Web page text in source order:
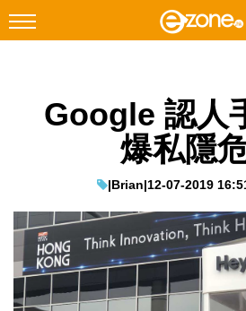
Facebook Instagram
遊戲動漫
教學評測
EduTech
Google 認人
爆私隱
|Brian|12-07-2019